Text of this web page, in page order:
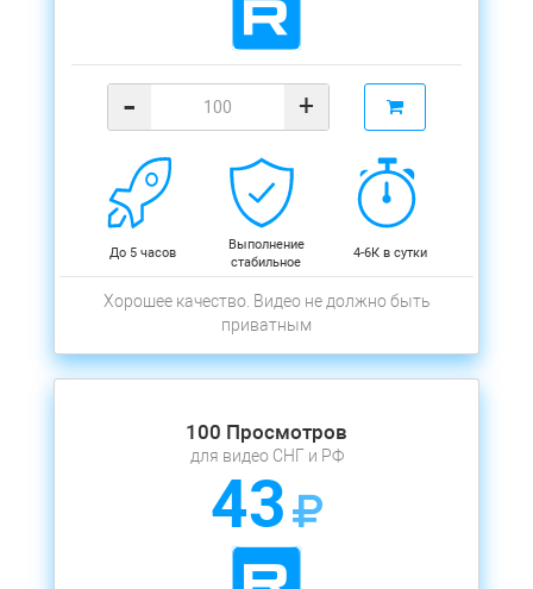
- +
До 5 часов
Выполнение
стабильное
4-6К в сутки
Хорошее качество. Видео не должно быть
приватным
100 Просмотров
для видео СНГ и РФ
43